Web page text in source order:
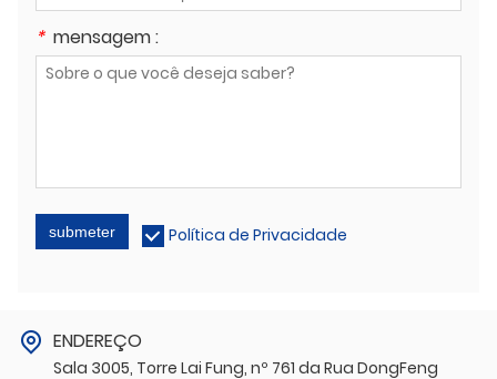
* mensagem :
submeter Política de Privacidade
ENDEREÇO
Sala 3005, Torre Lai Fung, nº 761 da Rua DongFeng